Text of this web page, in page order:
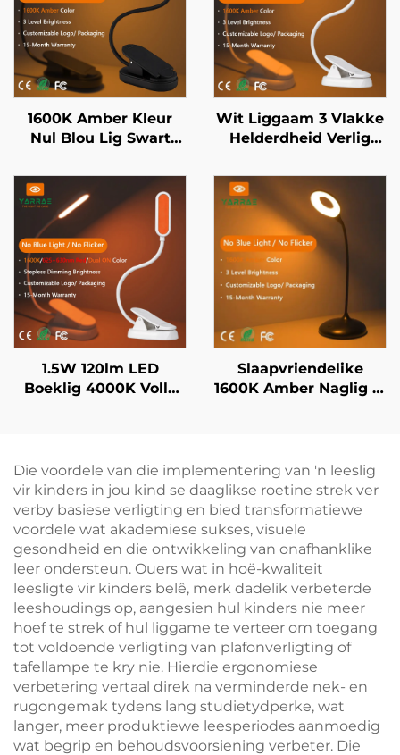
1600K Amber Kleur
Nul Blou Lig Swart
Wit Liggaam 3 Vlakke
Helderdheid Verlig
Bedkantlam 1600K
Amberkleur LED
Boekleeslig
1.5W 120lm LED
Boeklig 4000K Volle
Boeklig
Slaapvriendelike
1600K Amber Naglig in
Herlaaibare Battery
Die voordele van die implementering van 'n leeslig
vir kinders in jou kind se daaglikse roetine strek ver
verby basiese verligting en bied transformatiewe
voordele wat akademiese sukses, visuele
gesondheid en die ontwikkeling van onafhanklike
leer ondersteun. Ouers wat in hoë-kwaliteit
leesligte vir kinders belê, merk dadelik verbeterde
leeshoudings op, aangesien hul kinders nie meer
hoef te strek of hul liggame te verteer om toegang
tot voldoende verligting van plafonverligting of
tafellampe te kry nie. Hierdie ergonomiese
verbetering vertaal direk na verminderde nek- en
rugongemak tydens lang studietydperke, wat
langer, meer produktiewe leesperiodes aanmoedig
wat begrip en behoudsvoorsiening verbeter. Die